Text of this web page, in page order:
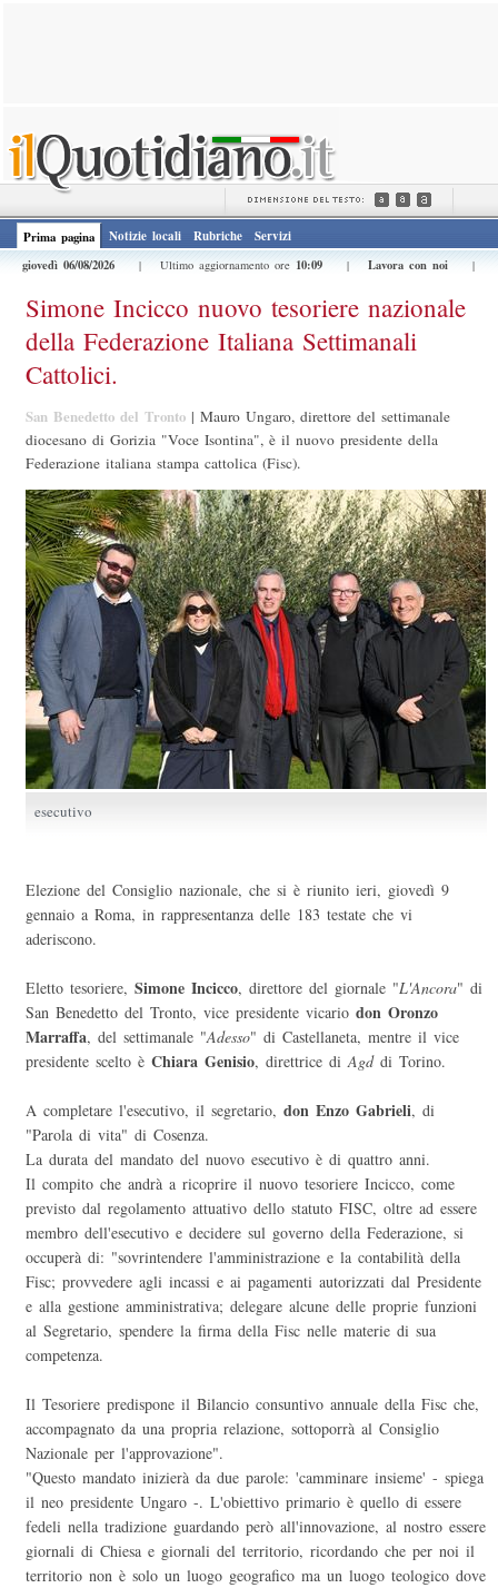
Prima pagina Notizie locali Rubriche
Servizi
giovedì 06/08/2026
| Ultimo aggiornamento ore 10:09 | Lavora con noi |
Simone Incicco nuovo tesoriere nazionale
della Federazione Italiana Settimanali
Cattolici.
San Benedetto del Tronto | Mauro Ungaro, direttore del settimanale
diocesano di Gorizia "Voce Isontina", è il nuovo presidente della
Federazione italiana stampa cattolica (Fisc).
esecutivo
Elezione del Consiglio nazionale, che si è riunito ieri, giovedì 9
gennaio a Roma, in rappresentanza delle 183 testate che vi
aderiscono.
Eletto tesoriere, Simone Incicco, direttore del giornale "L'Ancora" di
San Benedetto del Tronto, vice presidente vicario don Oronzo
Marraffa, del settimanale "Adesso" di Castellaneta, mentre il vice
presidente scelto è Chiara Genisio, direttrice diAgddi Torino.
A completare l'esecutivo, il segretario, don Enzo Gabrieli, di
"Parola di vita" di Cosenza.
La durata del mandato del nuovo esecutivo è di quattro anni.
Il compito che andrà a ricoprire il nuovo tesoriere Incicco, come
previsto dal regolamento attuativo dello statuto FISC, oltre ad essere
membro dell'esecutivo e decidere sul governo della Federazione, si
occuperà di: "sovrintendere l'amministrazione e la contabilità della
Fisc; provvedere agli incassi e ai pagamenti autorizzati dal Presidente
e alla gestione amministrativa; delegare alcune delle proprie funzioni
al Segretario, spendere la firma della Fisc nelle materie di sua
competenza.
Il Tesoriere predispone il Bilancio consuntivo annuale della Fisc che,
accompagnato da una propria relazione, sottoporrà al Consiglio
Nazionale per l'approvazione".
"Questo mandato inizierà da due parole: 'camminare insieme' - spiega
il neo presidente Ungaro -. L'obiettivo primario è quello di essere
fedeli nella tradizione guardando però all'innovazione, al nostro essere
giornali di Chiesa e giornali del territorio, ricordando che per noi il
territorio non è solo un luogo geografico ma un luogo teologico dove